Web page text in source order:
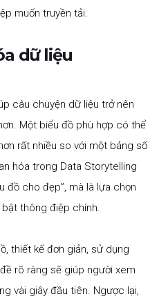
muốn truyền tải.
dữ liệu
câu chuyện dữ liệu trở nên
Một biểu đồ phù hợp có thể
rất nhiều so với một bảng số
hóa trong Data Storytelling
đồ cho đẹp”, mà là lựa chọn
thông điệp chính.
thiết kế đơn giản, sử dụng
rõ ràng sẽ giúp người xem
vài giây đầu tiên. Ngược lại,